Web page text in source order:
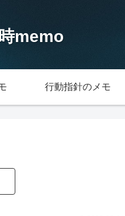
memo
行動指針のメモ